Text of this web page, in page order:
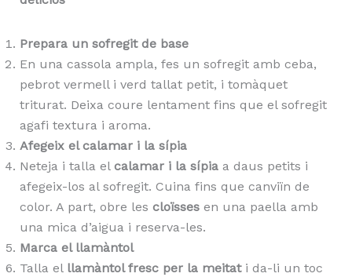
Prepara un sofregit de base
En una cassola ampla, fes un sofregit amb ceba,
pebrot vermell i verd tallat petit, i tomàquet
triturat. Deixa coure lentament fins que el sofregit
agafi textura i aroma.
Afegeix el calamar i la sípia
Neteja i talla el calamar i la sípiaa daus petits i
afegeix-los al sofregit. Cuina fins que canviïn de
color. A part, obre les cloïssesen una paella amb
una mica d’aigua i reserva-les.
Marca el llamàntol
Talla el llamàntol fresc per la meitati da-li un toc